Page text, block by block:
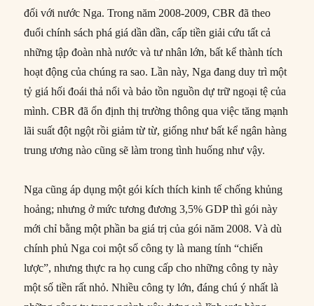
đối với nước Nga. Trong năm 2008-2009, CBR đã theo
đuổi chính sách phá giá dần dần, cấp tiền giải cứu tất cả
những tập đoàn nhà nước và tư nhân lớn, bất kể thành tích
hoạt động của chúng ra sao. Lần này, Nga đang duy trì một
tỷ giá hối đoái thả nổi và bảo tồn nguồn dự trữ ngoại tệ của
mình. CBR đã ổn định thị trường thông qua việc tăng mạnh
lãi suất đột ngột rồi giảm từ từ, giống như bất kể ngân hàng
trung ương nào cũng sẽ làm trong tình huống như vậy.
Nga cũng áp dụng một gói kích thích kinh tế chống khủng
hoảng; nhưng ở mức tương đương 3,5% GDP thì gói này
mới chỉ bằng một phần ba giá trị của gói năm 2008. Và dù
chính phủ Nga coi một số công ty là mang tính “chiến
lược”, nhưng thực ra họ cung cấp cho những công ty này
một số tiền rất nhỏ. Nhiều công ty lớn, đáng chú ý nhất là